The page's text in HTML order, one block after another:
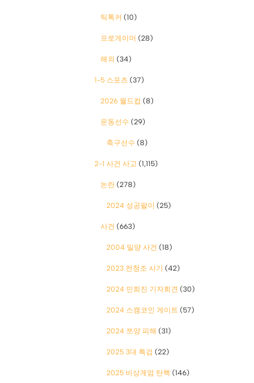
틱톡커 (10)
프로게이머 (28)
해외 (34)
1-5 스포츠 (37)
2026 월드컵 (8)
운동선수 (29)
축구선수 (8)
2-1 사건 사고 (1,115)
논란 (278)
2024 성공팔이 (25)
사건 (663)
2004 밀양 사건 (18)
2023 전청조 사기 (42)
2024 민희진 기자회견 (30)
2024 스캠코인 게이트 (57)
2024 쯔양 피해 (31)
2025 3대 특검 (22)
2025 비상계엄 탄핵 (146)